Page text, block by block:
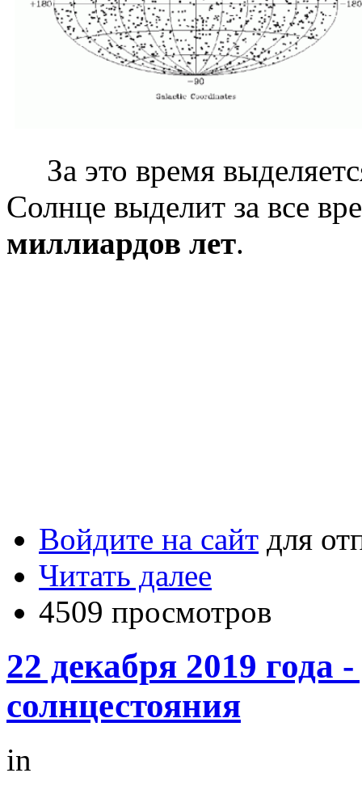
За это время
Солнце выделит за все
миллиардов лет.
Войдите на сайт для
Читать далее
4509 просмотров
22 декабря 2019 года
солнцестояния
in